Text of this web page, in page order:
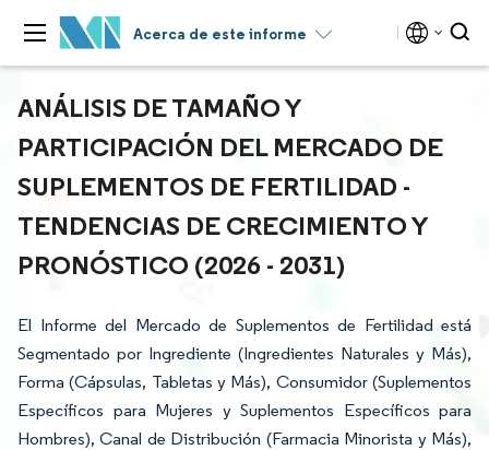
Acerca de este informe
ANÁLISIS DE TAMAÑO Y
PARTICIPACIÓN DEL MERCADO DE
SUPLEMENTOS DE FERTILIDAD -
TENDENCIAS DE CRECIMIENTO Y
PRONÓSTICO (2026 - 2031)
El Informe del Mercado de Suplementos de Fertilidad está
Segmentado por Ingrediente (Ingredientes Naturales y Más),
Forma (Cápsulas, Tabletas y Más), Consumidor (Suplementos
Específicos para Mujeres y Suplementos Específicos para
Hombres), Canal de Distribución (Farmacia Minorista y Más),